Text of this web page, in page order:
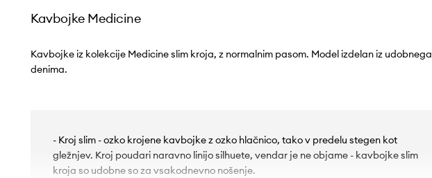
Kavbojke Medicine
Kavbojke iz kolekcije Medicine slim kroja, z normalnim pasom. Model izdelan iz udobnega
denima.
- Kroj slim - ozko krojene kavbojke z ozko hlačnico, tako v predelu stegen kot
gležnjev. Kroj poudari naravno linijo silhuete, vendar je ne objame - kavbojke slim
kroja so udobne so za vsakodnevno nošenje.